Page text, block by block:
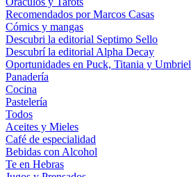
Recomendados por Marcos Casas
Cómics y mangas
Descubri la editorial Septimo Sello
Descubrí la editorial Alpha Decay
Oportunidades en Puck, Titania y Umbriel
Panadería
Cocina
Pastelería
Todos
Aceites y Mieles
Café de especialidad
Bebidas con Alcohol
Te en Hebras